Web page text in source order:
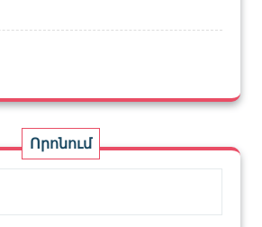
Որոնում